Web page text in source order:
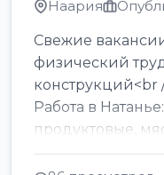
Наария
Свежие
физический
конструкций<br
Работа в
продуктовые,
лавки<br />